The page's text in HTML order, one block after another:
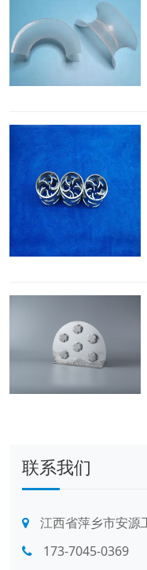
联系我们
江西省萍乡市安源
173-7045-0369